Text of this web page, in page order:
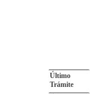
Último
Trámite